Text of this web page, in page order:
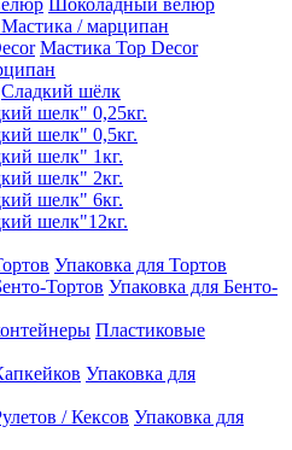
Шоколадный велюр
Мастика / марципан
Мастика Top Decor
Сладкий шёлк
шелк" 0,25кг.
шелк" 0,5кг.
шелк" 1кг.
шелк" 2кг.
шелк" 6кг.
шелк"12кг.
Упаковка для Тортов
Упаковка для Бенто-
Пластиковые
Упаковка для
Упаковка для